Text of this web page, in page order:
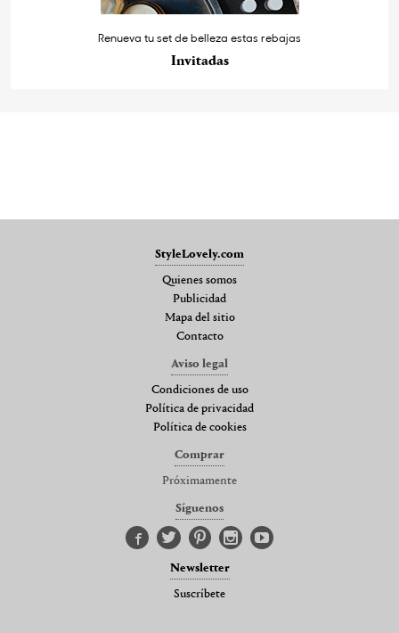
Renueva tu set de belleza estas rebajas
Invitadas
StyleLovely.com
Quienes somos
Publicidad
Mapa del sitio
Contacto
Aviso legal
Condiciones de uso
Política de privacidad
Política de cookies
Comprar
Próximamente
Síguenos
Newsletter
Suscríbete